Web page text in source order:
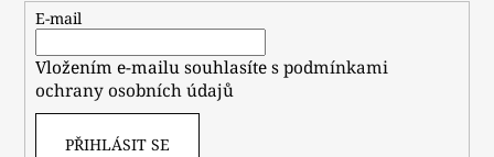
E-mail
Vložením e-mailu souhlasíte spodmínkami
ochrany osobních údajů
PŘIHLÁSIT SE